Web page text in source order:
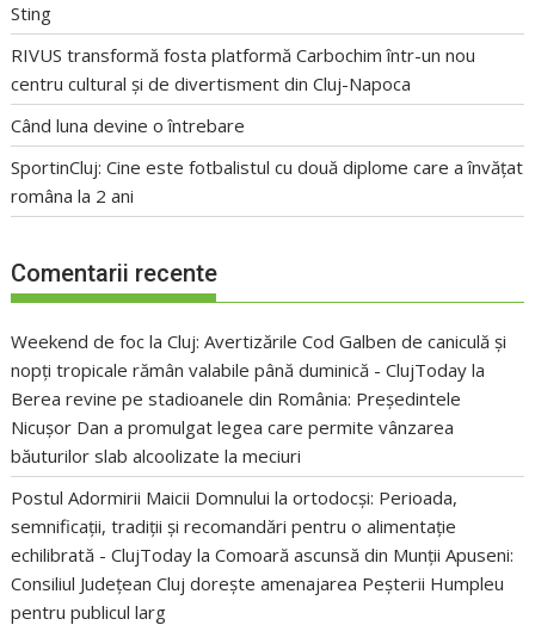
Sting
RIVUS transformă fosta platformă Carbochim într-un nou
centru cultural și de divertisment din Cluj-Napoca
Când luna devine o întrebare
SportinCluj: Cine este fotbalistul cu două diplome care a învățat
româna la 2 ani
Comentarii recente
Weekend de foc la Cluj: Avertizările Cod Galben de caniculă și
nopți tropicale rămân valabile până duminică - ClujToday la
Berea revine pe stadioanele din România: Președintele
Nicușor Dan a promulgat legea care permite vânzarea
băuturilor slab alcoolizate la meciuri
Postul Adormirii Maicii Domnului la ortodocși: Perioada,
semnificații, tradiții și recomandări pentru o alimentație
echilibrată - ClujToday laComoară ascunsă din Munții Apuseni:
Consiliul Județean Cluj dorește amenajarea Peșterii Humpleu
pentru publicul larg